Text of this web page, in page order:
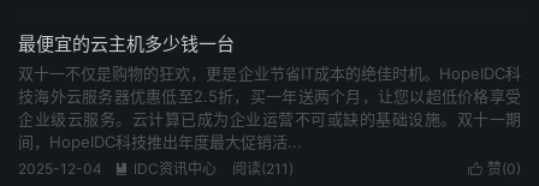
最便宜的云主机多少钱一台
双十一不仅是购物的狂欢，更是企业节省IT成本的绝佳时机。HopeIDC科
技海外云服务器优惠低至2.5折，买一年送两个月，让您以超低价格享受
企业级云服务。云计算已成为企业运营不可或缺的基础设施。双十一期
间，HopeIDC科技推出年度最大促销活...
 赞(0)
2025-12-04  IDC资讯中心 阅读(211 )